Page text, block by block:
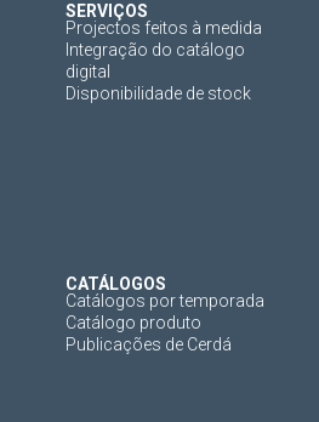
SERVIÇOS
Projectos feitos à medida
Integração do catálogo
digital
Disponibilidade de stock
CATÁLOGOS
Catálogos por temporada
Catálogo produto
Publicações de Cerdá